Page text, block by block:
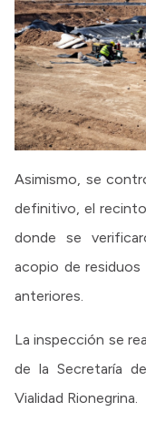
Asimismo, se
definitivo, el
donde se
acopio de
anteriores.
La inspección se
de la Secretaría
Vialidad Rionegrina.